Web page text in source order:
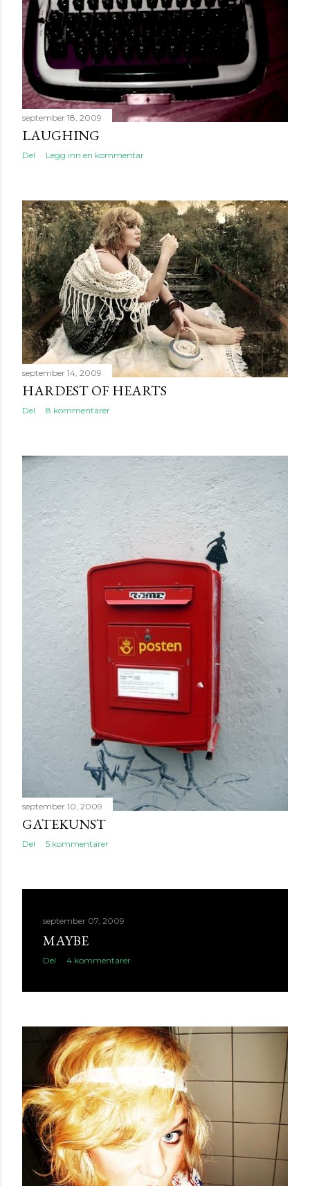
september 18, 2009
LAUGHING
Del Legg inn en kommentar
september 14, 2009
HARDEST OF HEARTS
Del 8 kommentarer
september 10, 2009
GATEKUNST
Del 5 kommentarer
september 07, 2009
MAYBE
Del 4 kommentarer